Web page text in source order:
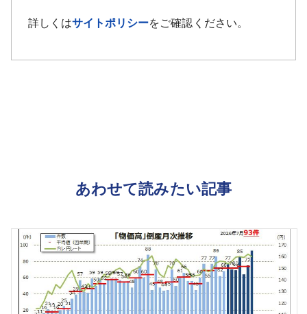
詳しくはサイトポリシーをご確認ください。
あわせて読みたい記事